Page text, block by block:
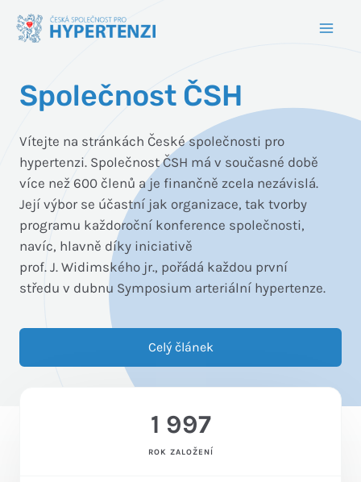
Společnost ČSH
Vítejte na stránkách České společnosti pro
hypertenzi. Společnost ČSH má v současné době
více než 600 členů a je finančně zcela nezávislá.
Její výbor se účastní jak organizace, tak tvorby
programu každoroční konference společnosti,
navíc, hlavně díky iniciativě
prof. J. Widimského jr., pořádá každou první
středu v dubnu Symposium arteriální hypertenze.
Celý článek
1 997
ROK ZALOŽENÍ